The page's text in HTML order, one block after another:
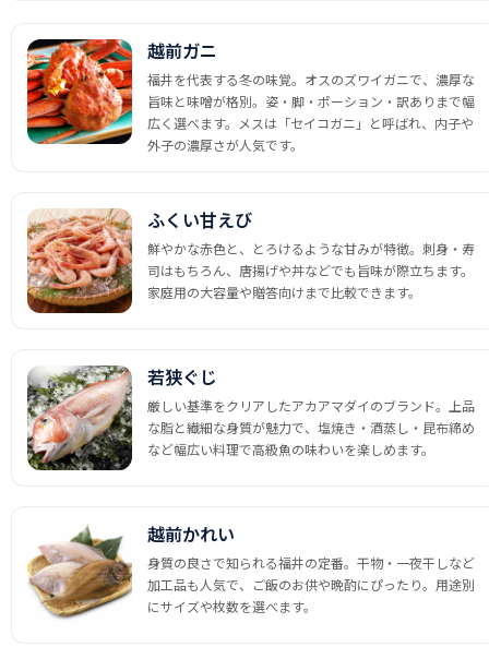
越前ガニ
福井を代表する冬の味覚。オスのズワイガニで、濃厚な
旨味と味噌が格別。姿・脚・ポーション・訳ありまで幅
広く選べます。メスは「セイコガニ」と呼ばれ、内子や
外子の濃厚さが人気です。
ふくい甘えび
鮮やかな赤色と、とろけるような甘みが特徴。刺身・寿
司はもちろん、唐揚げや丼などでも旨味が際立ちます。
家庭用の大容量や贈答向けまで比較できます。
若狭ぐじ
厳しい基準をクリアしたアカアマダイのブランド。上品
な脂と繊細な身質が魅力で、塩焼き・酒蒸し・昆布締め
など幅広い料理で高級魚の味わいを楽しめます。
越前かれい
身質の良さで知られる福井の定番。干物・一夜干しなど
加工品も人気で、ご飯のお供や晩酌にぴったり。用途別
にサイズや枚数を選べます。